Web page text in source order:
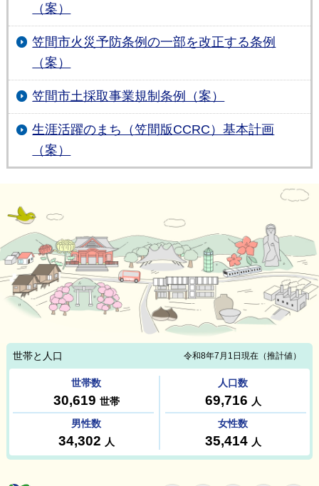
（案）
笠間市火災予防条例の一部を改正する条例
（案）
笠間市土採取事業規制条例（案）
生涯活躍のまち（笠間版CCRC）基本計画
（案）